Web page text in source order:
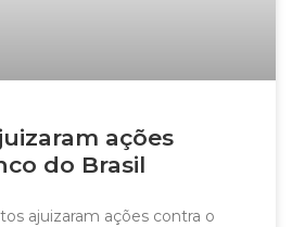
ações
do Brasil
ajuizaram ações contra o